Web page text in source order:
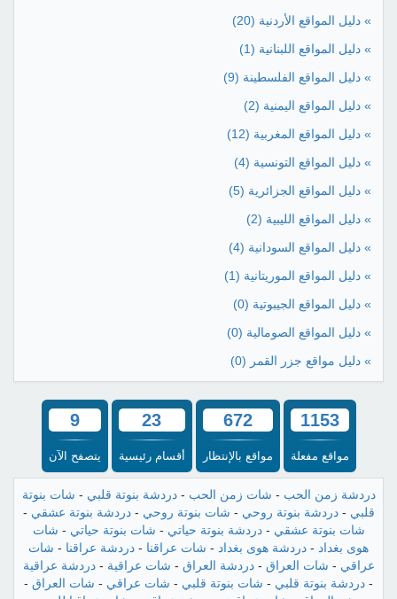
» دليل المواقع الأردنية (20)
» دليل المواقع اللبنانية (1)
» دليل المواقع الفلسطينة (9)
» دليل المواقع اليمنية (2)
» دليل المواقع المغربية (12)
» دليل المواقع التونسية (4)
» دليل المواقع الجزائرية (5)
» دليل المواقع الليبية (2)
» دليل المواقع السودانية (4)
» دليل المواقع الموريتانية (1)
» دليل المواقع الجيبوتية (0)
» دليل المواقع الصومالية (0)
» دليل مواقع جزر القمر (0)
1153
مواقع مفعلة
672
مواقع بالإنتظار
23
أقسام رئيسية
9
يتصفح الآن
دردشة زمن الحب - شات زمن الحب -دردشة بنوتة قلبي - شات بنوتة
قلبي -دردشة بنوتة روحي - شات بنوتة روحي -دردشة بنوتة عشقي -
شات بنوتة عشقي -دردشة بنوتة حياتي - شات بنوتة حياتي - شات
هوى بغداد - دردشة هوى بغداد - شات عراقنا - دردشة عراقنا - شات
عراقي - شات العراق -دردشة العراق - شات عراقية -دردشة عراقية
- دردشة بنوتة قلبي - شات بنوتة قلبي - شات عراقي - شات العراق -